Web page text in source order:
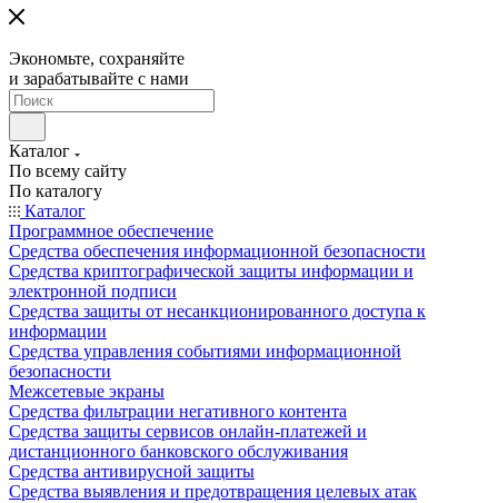
Экономьте, сохраняйте
и зарабатывайте с нами
Каталог
По всему сайту
По каталогу
Каталог
Программное обеспечение
Средства обеспечения информационной безопасности
Средства криптографической защиты информации и
электронной подписи
Средства защиты от несанкционированного доступа к
информации
Средства управления событиями информационной
безопасности
Межсетевые экраны
Средства фильтрации негативного контента
Средства защиты сервисов онлайн-платежей и
дистанционного банковского обслуживания
Средства антивирусной защиты
Средства выявления и предотвращения целевых атак